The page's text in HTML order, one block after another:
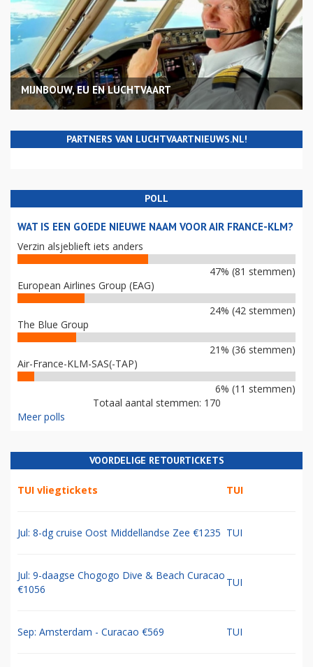
MIJNBOUW, EU EN LUCHTVAART
PARTNERS VAN LUCHTVAARTNIEUWS.NL!
POLL
WAT IS EEN GOEDE NIEUWE NAAM VOOR AIR FRANCE-KLM?
Verzin alsjeblieft iets anders
47% (81 stemmen)
European Airlines Group (EAG)
24% (42 stemmen)
The Blue Group
21% (36 stemmen)
Air-France-KLM-SAS(-TAP)
6% (11 stemmen)
Totaal aantal stemmen: 170
Meer polls
VOORDELIGE RETOURTICKETS
TUI vliegtickets TUI
Jul: 8-dg cruise Oost Middellandse Zee €1235 TUI
Jul: 9-daagse Chogogo Dive & Beach Curacao
€1056
TUI
Sep: Amsterdam - Curacao €569 TUI